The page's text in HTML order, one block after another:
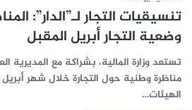
تنسيقيات التجار لـ”الدار”:
وضعية التجار أبريل المقبل
تستعد وزارة المالية، بشراكة مع المديرية
الهيئات…